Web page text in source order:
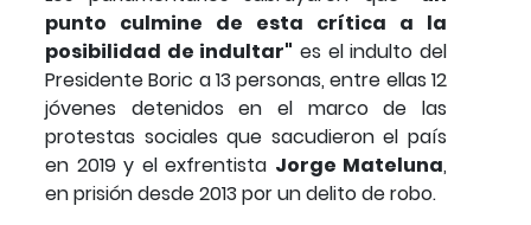
punto culmine de esta crítica a la
posibilidad de indultar" es el indulto del
Presidente Boric a 13 personas, entre ellas 12
jóvenes detenidos en el marco de las
protestas sociales que sacudieron el país
en 2019 y el exfrentista Jorge Mateluna,
en prisión desde 2013 por un delito de robo.